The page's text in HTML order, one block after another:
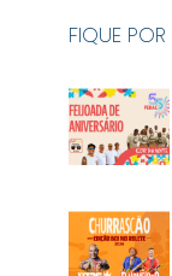
FIQUE POR